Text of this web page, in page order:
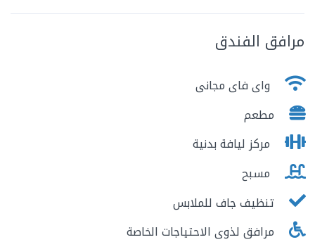
مرافق الفندق
واى فاى مجانى
مطعم
مركز ليافة بدنية
مسبح
تنظيف جاف للملابس
مرافق لذوى الاحتياجات الخاصة